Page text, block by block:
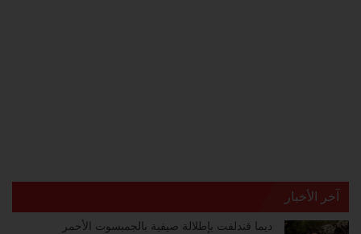
آخر الأخبار
ديما قندلفت بإطلالة صيفية بالجمبسوت الأحمر